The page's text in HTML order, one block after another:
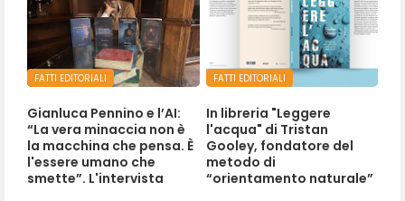
FATTI EDITORIALI
Gianluca Pennino e l’AI:
“La vera minaccia non è
la macchina che pensa. È
l'essere umano che
smette”. L'intervista
FATTI EDITORIALI
In libreria "Leggere
l'acqua" di Tristan
Gooley, fondatore del
metodo di
“orientamento naturale”